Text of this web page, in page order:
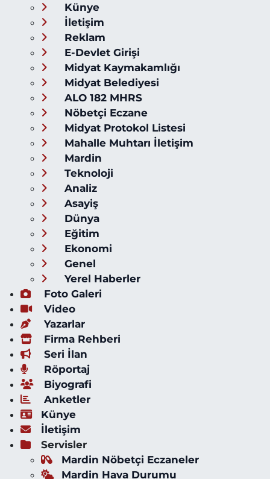
Künye
İletişim
Reklam
E-Devlet Girişi
Midyat Kaymakamlığı
Midyat Belediyesi
ALO 182 MHRS
Nöbetçi Eczane
Midyat Protokol Listesi
Mahalle Muhtarı İletişim
Mardin
Teknoloji
Analiz
Asayiş
Dünya
Eğitim
Ekonomi
Genel
Yerel Haberler
Foto Galeri
Video
Yazarlar
Firma Rehberi
Seri İlan
Röportaj
Biyografi
Anketler
Künye
İletişim
Servisler
Mardin Nöbetçi Eczaneler
Mardin Hava Durumu